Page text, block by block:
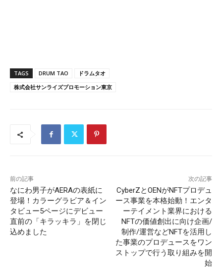
TAGS DRUM TAO
ドラムタオ
株式会社サンライズプロモーション東京
前の記事
なにわ男子がAERAの表紙に
登場！カラーグラビア＆イン
タビュー5ページにデビュー
直前の「キラッキラ」を閉じ
込めました
次の記事
CyberZとOENがNFTプロデュ
ース事業を本格始動！エンタ
ーテイメント業界における
NFTの価値創出に向け企画/
制作/運営などNFTを活用し
た事業のプロデュースをワン
ストップで行う取り組みを開
始